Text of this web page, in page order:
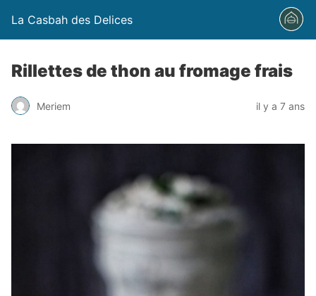
La Casbah des Delices
Rillettes de thon au fromage frais
Meriem il y a 7 ans